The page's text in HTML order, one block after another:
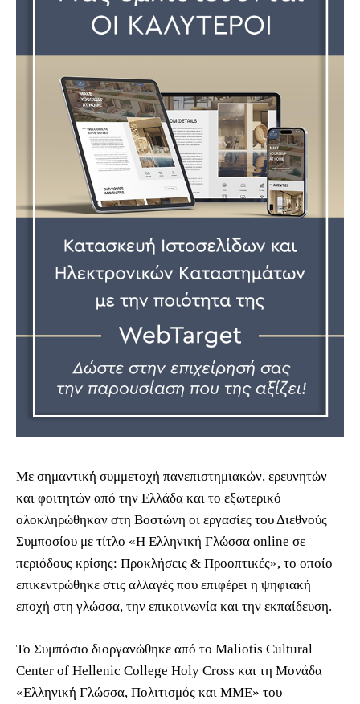
Με σημαντική συμμετοχή πανεπιστημιακών, ερευνητών
και φοιτητών από την Ελλάδα και το εξωτερικό
ολοκληρώθηκαν στη Βοστώνη οι εργασίες του Διεθνούς
Συμποσίου με τίτλο «Η Ελληνική Γλώσσα online σε
περιόδους κρίσης: Προκλήσεις & Προοπτικές», το οποίο
επικεντρώθηκε στις αλλαγές που επιφέρει η ψηφιακή
εποχή στη γλώσσα, την επικοινωνία και την εκπαίδευση.
Το Συμπόσιο διοργανώθηκε από το Maliotis Cultural
Center of Hellenic College Holy Cross και τη Μονάδα
«Ελληνική Γλώσσα, Πολιτισμός και ΜΜΕ» του